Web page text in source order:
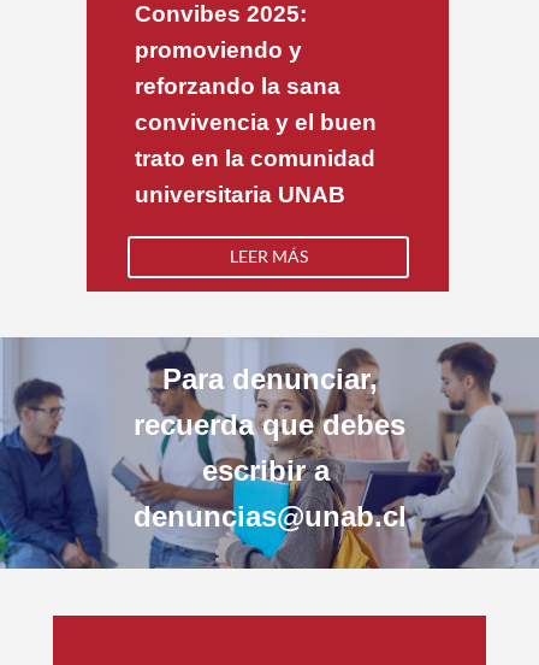
Convibes 2025:
promoviendo y
reforzando la sana
convivencia y el buen
trato en la comunidad
universitaria UNAB
LEER MÁS
Para denunciar,
recuerda que debes
escribir a
denuncias@unab.cl